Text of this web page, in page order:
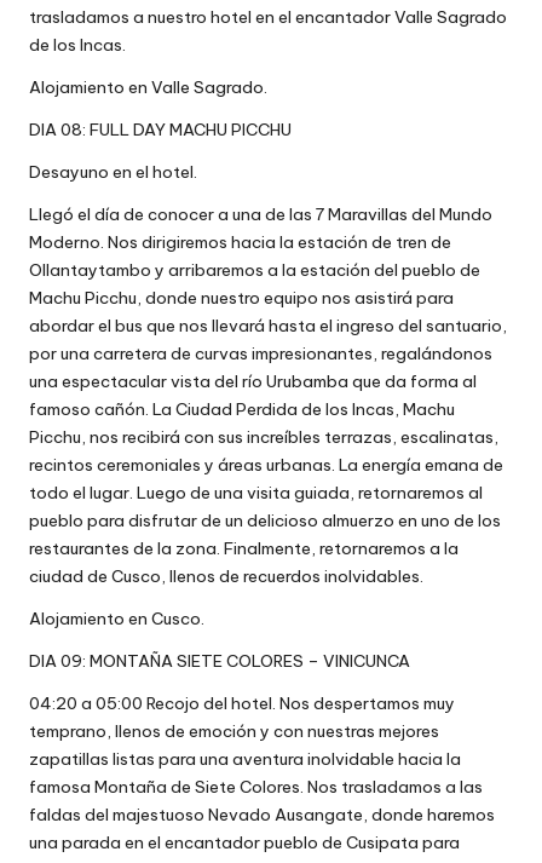
trasladamos a nuestro hotel en el encantador Valle Sagrado
de los Incas.
Alojamiento en Valle Sagrado.
DIA 08: FULL DAY MACHU PICCHU
Desayuno en el hotel.
Llegó el día de conocer a una de las 7 Maravillas del Mundo
Moderno. Nos dirigiremos hacia la estación de tren de
Ollantaytambo y arribaremos a la estación del pueblo de
Machu Picchu, donde nuestro equipo nos asistirá para
abordar el bus que nos llevará hasta el ingreso del santuario,
por una carretera de curvas impresionantes, regalándonos
una espectacular vista del río Urubamba que da forma al
famoso cañón. La Ciudad Perdida de los Incas, Machu
Picchu, nos recibirá con sus increíbles terrazas, escalinatas,
recintos ceremoniales y áreas urbanas. La energía emana de
todo el lugar. Luego de una visita guiada, retornaremos al
pueblo para disfrutar de un delicioso almuerzo en uno de los
restaurantes de la zona. Finalmente, retornaremos a la
ciudad de Cusco, llenos de recuerdos inolvidables.
Alojamiento en Cusco.
DIA 09: MONTAÑA SIETE COLORES – VINICUNCA
04:20 a 05:00 Recojo del hotel. Nos despertamos muy
temprano, llenos de emoción y con nuestras mejores
zapatillas listas para una aventura inolvidable hacia la
famosa Montaña de Siete Colores. Nos trasladamos a las
faldas del majestuoso Nevado Ausangate, donde haremos
una parada en el encantador pueblo de Cusipata para